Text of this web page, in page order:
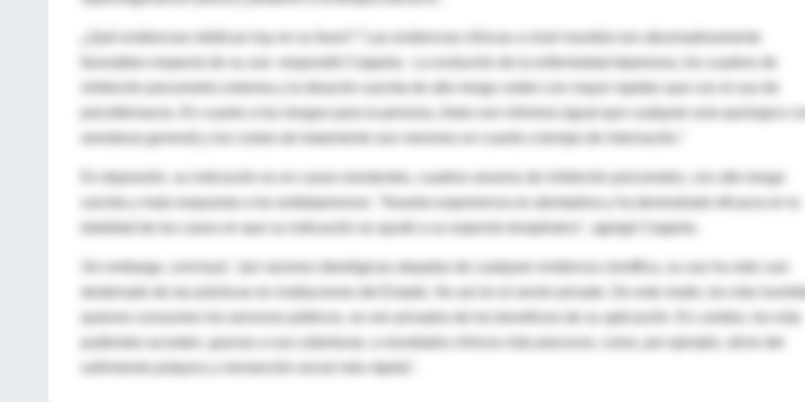
favorables respecto de su uso -respondió Coppola-. La evolución de la enfermedad depresiva, los cuadros de
inhibición psicomotriz extrema y la ideación suicida de alto riesgo ceden con mayor rapidez que con el uso de
psicofármacos. En cuanto a los riesgos para la persona, éstos son mínimos (igual que cualquier acto quirúrgico
anestesia general) y los costos de tratamiento son menores en cuanto a tiempo de internación."
En depresión, su indicación es en casos resistentes, cuadros severos de inhibición psicomotriz, con alto riesgo
totalidad de los casos en que su indicación se ajustó a su espectro terapéutico", agregó Coppola.
Sin embargo, concluyó, "por razones ideológicas alejadas de cualquier evidencia científica, su uso ha sido casi
quienes consumen los servicios públicos, se ven privados de los beneficios de su aplicación. En cambio, los más